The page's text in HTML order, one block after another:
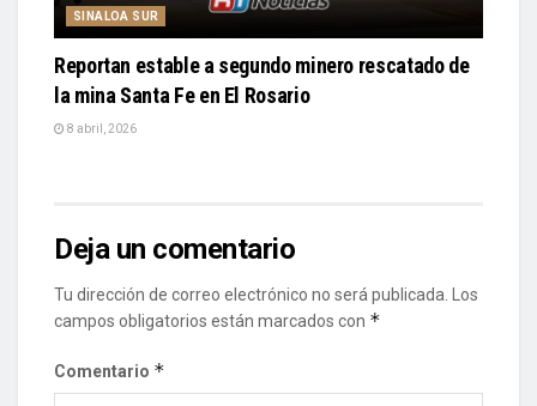
SINALOA SUR
Reportan estable a segundo minero rescatado de
la mina Santa Fe en El Rosario
8 abril, 2026
Deja un comentario
Tu dirección de correo electrónico no será publicada.
Los
campos obligatorios están marcados con *
Comentario *